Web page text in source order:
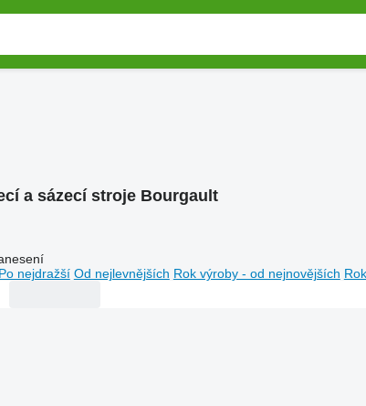
a sázecí stroje Bourgault
Po nejdražší Od nejlevnějších Rok výroby - od nejnovějších